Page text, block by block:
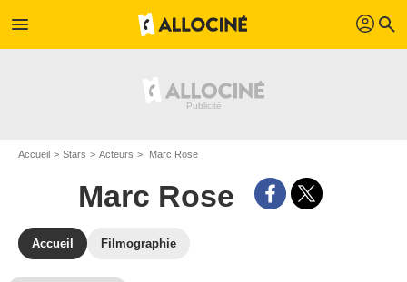
menu profil search
Accueil Stars Acteurs Marc Rose
Marc Rose
Accueil Filmographie